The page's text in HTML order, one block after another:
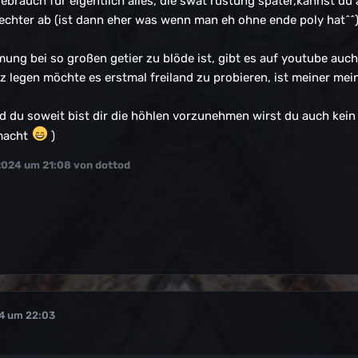
ab (ist dann eher was wenn man eh ohne ende poly hat^^)
bei so großen getier zu blöde ist, gibt es auf youtube
legen möchte es erstmal freiland zu probieren, ist meiner
du soweit bist dir die höhlen vorzunehmen wirst du auch
)
um 21:08 von dottod
um 22:03